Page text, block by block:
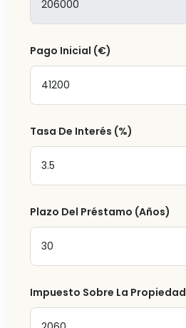
Pago Inicial (€)
Tasa De Interés (%)
Plazo Del Préstamo (Años)
Impuesto Sobre La Propiedad